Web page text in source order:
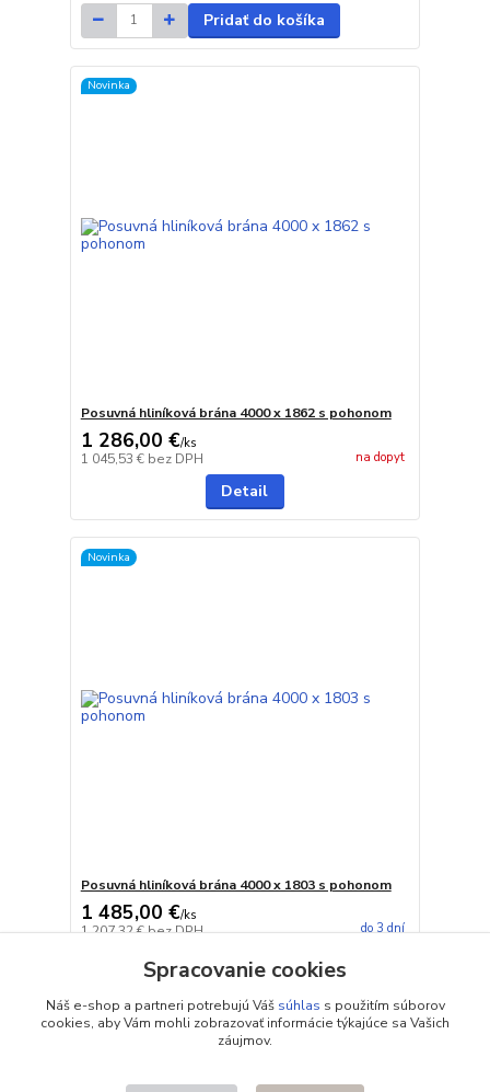
Pridať do košíka
Novinka
Posuvná hliníková brána 4000 x 1862 s pohonom
1 286,00 €/ks
1 045,53 € bez DPH na dopyt
Detail
Novinka
Posuvná hliníková brána 4000 x 1803 s pohonom
1 485,00 €/ks
1 207,32 €bez DPH do 3 dní
Pridať do košíka
strana
Spracovanie cookies
Náš e-shop a partneri potrebujú Váš súhlas s použitím súborov
cookies, aby Vám mohli zobrazovať informácie týkajúce sa Vašich
záujmov.